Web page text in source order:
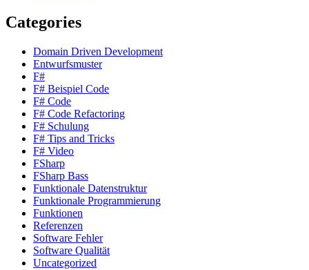
Categories
Domain Driven Development
Entwurfsmuster
F#
F# Beispiel Code
F# Code
F# Code Refactoring
F# Schulung
F# Tips and Tricks
F# Video
FSharp
FSharp Bass
Funktionale Datenstruktur
Funktionale Programmierung
Funktionen
Referenzen
Software Fehler
Software Qualität
Uncategorized